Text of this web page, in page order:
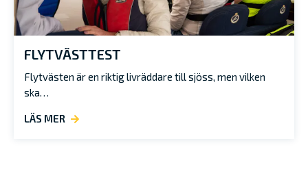
FLYTVÄSTTEST
Flytvästen är en riktig livräddare till sjöss, men vilken
ska…
LÄS MER